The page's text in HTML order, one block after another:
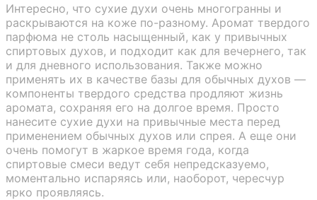
Интересно, что сухие духи очень многогранны и
раскрываются на коже по-разному. Аромат твердого
парфюма не столь насыщенный, как у привычных
спиртовых духов, и подходит как для вечернего, так
и для дневного использования. Также можно
применять их в качестве базы для обычных духов —
компоненты твердого средства продляют жизнь
аромата, сохраняя его на долгое время. Просто
нанесите сухие духи на привычные места перед
применением обычных духов или спрея. А еще они
очень помогут в жаркое время года, когда
спиртовые смеси ведут себя непредсказуемо,
моментально испаряясь или, наоборот, чересчур
ярко проявляясь.